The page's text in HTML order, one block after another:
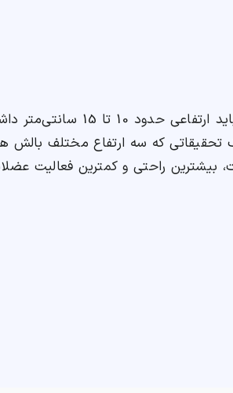
اندازه و فرم بدن، به احتمال زیاد روی اندازه مناسب بالش تأثیر می گذارد،
که سه ارتفاع مختلف بالش
بهترین تراز ستون فقرات، بیشترین راحتی و کمترین